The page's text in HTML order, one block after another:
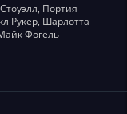
Портия
Рукер, Шарлотта
Фогель